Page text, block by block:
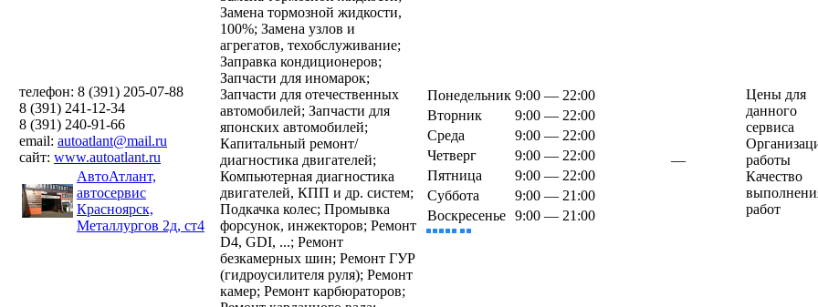
телефон: 8 (391) 205-07-88
8 (391) 241-12-34
8 (391) 240-91-66
email: autoatlant@mail.ru
сайт: www.autoatlant.ru
АвтоАтлант,
автосервис
Красноярск,
Металлургов 2д, ст4
Замена тормозной жидкости,
100%; Замена узлов и
агрегатов, техобслуживание;
Заправка кондиционеров;
Запчасти для иномарок;
Запчасти для отечественных
автомобилей; Запчасти для
японских автомобилей;
Капитальный ремонт/
диагностика двигателей;
Компьютерная диагностика
двигателей, КПП и др. систем;
Подкачка колес; Промывка
форсунок, инжекторов; Ремонт
D4, GDI, ...; Ремонт
безкамерных шин; Ремонт ГУР
(гидроусилителя руля); Ремонт
камер; Ремонт карбюраторов;
Понедельник 9:00 — 22:00
Вторник
9:00 — 22:00
Среда
9:00 — 22:00
Четверг
9:00 — 22:00
Пятница
9:00 — 22:00
Суббота
9:00 — 21:00
Воскресенье 9:00 — 21:00
—
Цены для
данного
сервиса
работы
Качество
работ